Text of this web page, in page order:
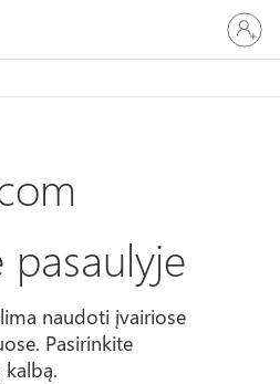
prie
pasaulyje
naudoti įvairiose
Pasirinkite